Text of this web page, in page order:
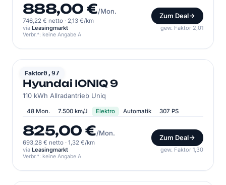
888,00 €/Mon.
746,22 € netto · 2,13 €/km
Zum Deal
via Leasingmarkt gew. Faktor 2,01
Verbr.*: keine Angabe A
Faktor0,97
HYUNDAI
Hyundai IONIQ 9
110 kWh Allradantrieb Uniq
48 Mon. 7.500 km/J Elektro Automatik 307 PS
825,00 €/Mon.
693,28 € netto · 1,32 €/km
Zum Deal
via Leasingmarkt gew. Faktor 1,30
Verbr.*: keine Angabe A